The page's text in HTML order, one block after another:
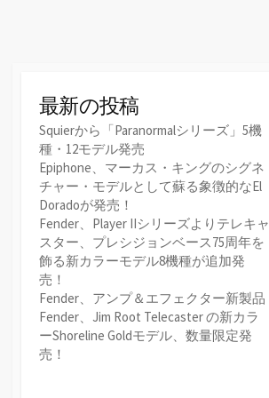
最新の投稿
Squierから「Paranormalシリーズ」5機
種・12モデル発売
Epiphone、マーカス・キングのシグネ
チャー・モデルとして蘇る象徴的なEl
Doradoが発売！
Fender、Player IIシリーズよりテレキャ
スター、プレシジョンベース75周年を
飾る新カラーモデル8機種が追加発
売！
Fender、アンプ＆エフェクター新製品
Fender、Jim Root Telecaster の新カラ
ーShoreline Goldモデル、数量限定発
売！